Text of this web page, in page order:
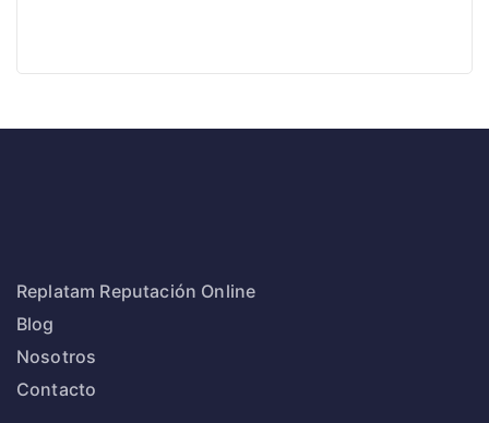
Replatam Reputación Online
Blog
Nosotros
Contacto